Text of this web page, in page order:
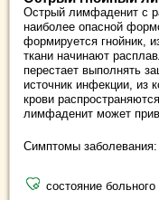
Острый лимфаденит с
наиболее опасной
формируется гнойник,
ткани начинают
перестает выполнять
источник инфекции, из
крови
лимфаденит может
Симптомы заболевания:
состояние